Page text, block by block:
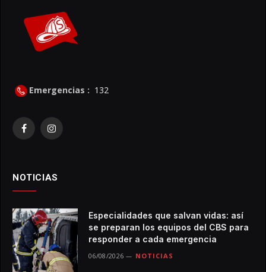
Emergencias : 132
FacebookInstagram
NOTICIAS
Especialidades que salvan vidas: así
se preparan los equipos del CBS para
responder a cada emergencia
06/08/2026 NOTICIAS